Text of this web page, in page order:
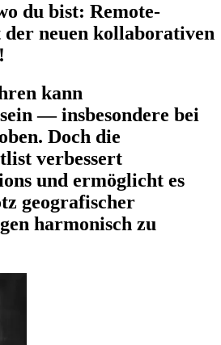
du bist: Remote-
neuen kollaborativen
kann
— insbesondere bei
Doch die
verbessert
und ermöglicht es
geografischer
harmonisch zu